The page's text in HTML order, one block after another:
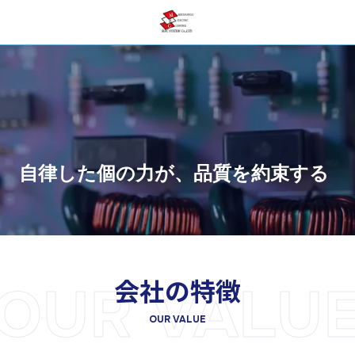
自律した個の力が、品質を約束する
会社の特徴
OUR VALUE